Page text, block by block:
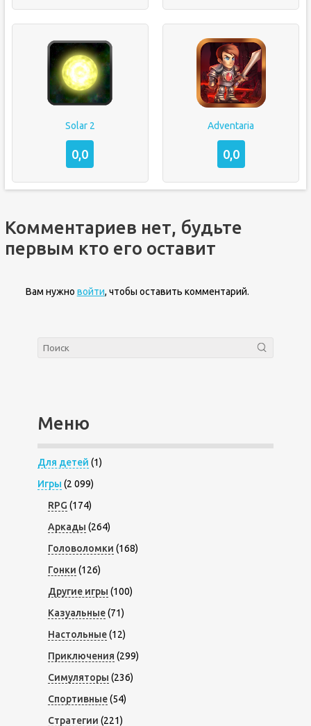
Solar 2
0,0
Adventaria
0,0
Комментариев нет, будьте
первым кто его оставит
Вам нужно войти, чтобы оставить комментарий.
Меню
Для детей (1)
Игры (2 099)
RPG (174)
Аркады (264)
Головоломки (168)
Гонки (126)
Другие игры (100)
Казуальные(71)
Настольные(12)
Приключения (299)
Симуляторы (236)
Спортивные(54)
Стратегии (221)